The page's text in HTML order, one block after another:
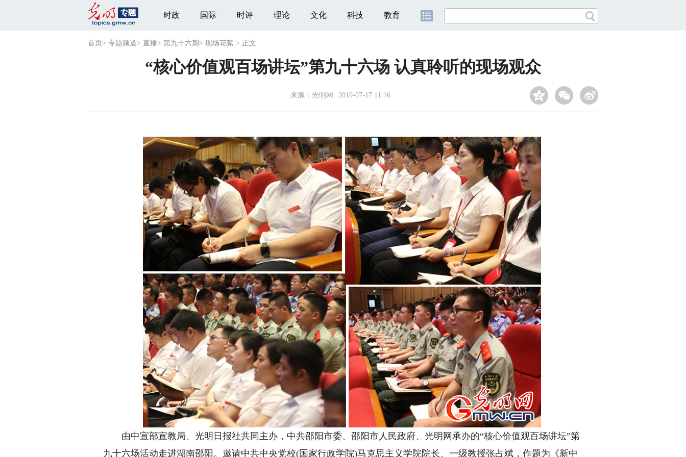
时政 国际 时评 理论 文化 科技 教育
首页 > 专题频道> 直播> 第九十六期> 现场花絮 > 正文
“核心价值观百场讲坛”第九十六场 认真聆听的现场观众
来源： 光明网 2019-07-17 11:16
由中宣部宣教局、光明日报社共同主办，中共邵阳市委、邵阳市人民政府、光明网承办的“核心价值观百场讲坛”第
九十六场活动走进湖南邵阳。邀请中共中央党校(国家行政学院)马克思主义学院院长、一级教授张占斌，作题为《新中